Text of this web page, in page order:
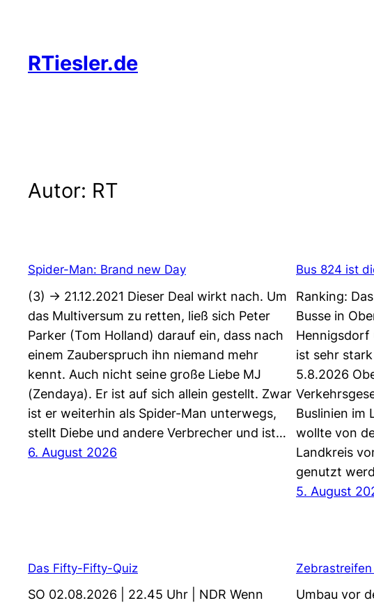
springen
RTiesler.de
Autor: RT
Spider-Man: Brand new Day
(3) -> 21.12.2021 Dieser Deal wirkt nach. Um
das Multiversum zu retten, ließ sich Peter
Parker (Tom Holland) darauf ein, dass nach
einem Zauberspruch ihn niemand mehr
kennt. Auch nicht seine große Liebe MJ
(Zendaya). Er ist auf sich allein gestellt. Zwar
ist er weiterhin als Spider-Man unterwegs,
stellt Diebe und andere Verbrecher und ist…
6. August 2026
Bus 824 ist
Ranking:
Busse in
Hennigsdorf
ist sehr
5.8.2026
Buslinien im
wollte von
Landkreis
genutzt
5. August
Das Fifty-Fifty-Quiz
SO 02.08.2026 | 22.45 Uhr | NDR Wenn
Umbau vor